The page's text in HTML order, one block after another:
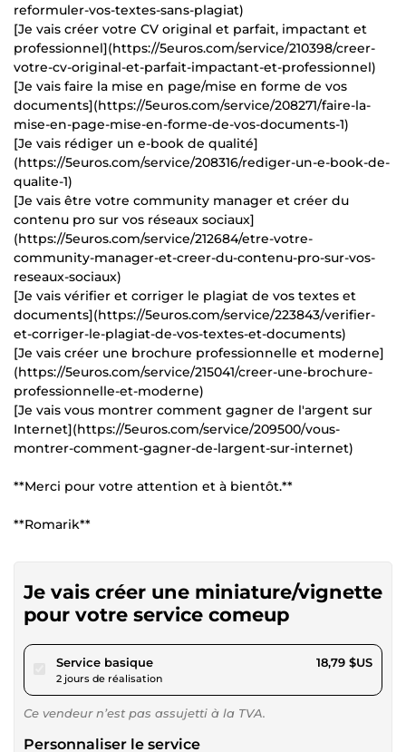
reformuler-vos-textes-sans-plagiat)
[Je vais créer votre CV original et parfait, impactant et
professionnel](https://5euros.com/service/210398/creer-
votre-cv-original-et-parfait-impactant-et-professionnel)
[Je vais faire la mise en page/mise en forme de vos
documents](https://5euros.com/service/208271/faire-la-
mise-en-page-mise-en-forme-de-vos-documents-1)
[Je vais rédiger un e-book de qualité]
(https://5euros.com/service/208316/rediger-un-e-book-de-
qualite-1)
[Je vais être votre community manager et créer du
contenu pro sur vos réseaux sociaux]
(https://5euros.com/service/212684/etre-votre-
community-manager-et-creer-du-contenu-pro-sur-vos-
reseaux-sociaux)
[Je vais vérifier et corriger le plagiat de vos textes et
documents](https://5euros.com/service/223843/verifier-
et-corriger-le-plagiat-de-vos-textes-et-documents)
[Je vais créer une brochure professionnelle et moderne]
(https://5euros.com/service/215041/creer-une-brochure-
professionnelle-et-moderne)
[Je vais vous montrer comment gagner de l'argent sur
Internet](https://5euros.com/service/209500/vous-
montrer-comment-gagner-de-largent-sur-internet)
**Merci pour votre attention et à bientôt.**
**Romarik**
Je vais créer une miniature/vignette
pour votre service comeup
Service basiquepour 17,31 $US
2 jours de réalisation
18,79 $US
Ce vendeur n’est pas assujetti à la TVA.
Personnaliser le service